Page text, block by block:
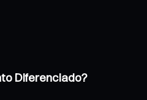
Diferenciado?